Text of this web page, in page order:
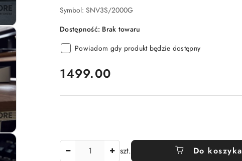
Symbol: SNV3S/2000G
Dostępność: Brak towaru
Powiadom gdy produkt będzie dostępny
cena:
1499.00
szt. Do koszyka